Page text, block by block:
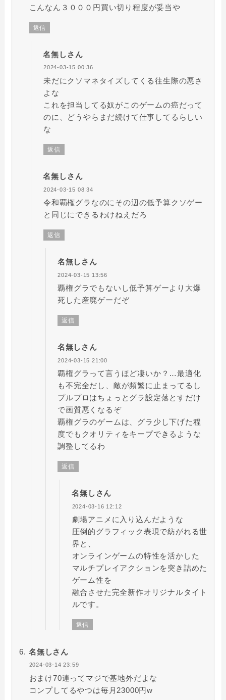
こんなん３０００円買い切り程度が妥当や
返信
名無しさん
2024-03-15 00:36
未だにクソマネタイズしてくる往生際の悪さ
よな
これを担当してる奴がこのゲームの癌だって
のに、どうやらまだ続けて仕事してるらしい
な
返信
名無しさん
2024-03-15 08:34
令和覇権グラなのにその辺の低予算クソゲー
と同じにできるわけねえだろ
返信
名無しさん
2024-03-15 13:56
覇権グラでもないし低予算ゲーより大爆
死した産廃ゲーだぞ
返信
名無しさん
2024-03-15 21:00
覇権グラって言うほど凄いか？…最適化
も不完全だし、敵が頻繁に止まってるし
プルプロはちょっとグラ設定落とすだけ
で画質悪くなるぞ
覇権グラのゲームは、グラ少し下げた程
度でもクオリティをキープできるような
調整してるわ
返信
名無しさん
2024-03-16 12:12
劇場アニメに入り込んだような
圧倒的グラフィック表現で紡がれる世
界と、
オンラインゲームの特性を活かした
マルチプレイアクションを突き詰めた
ゲーム性を
融合させた完全新作オリジナルタイト
ルです。
返信
名無しさん
2024-03-14 23:59
おまけ70連ってマジで基地外だよな
コンプしてるやつは毎月23000円w